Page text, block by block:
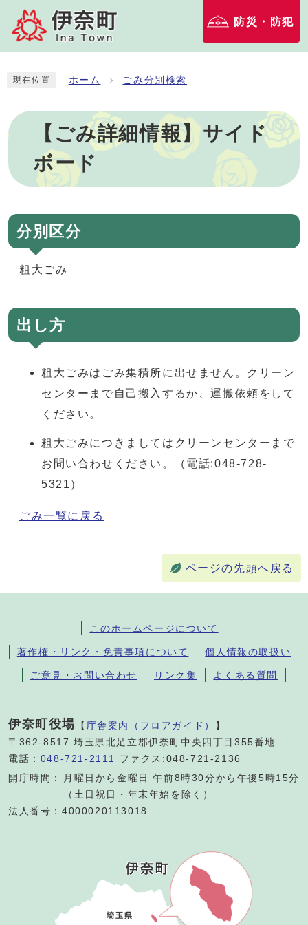
防災・防犯
現在位置 ホーム ごみ分別検索
【ごみ詳細情報】サイド
ボード
分別区分
粗大ごみ
出し方
粗大ごみはごみ集積所に出せません。クリーン
センターまで自己搬入するか、運搬依頼をして
ください。
粗大ごみにつきましてはクリーンセンターまで
お問い合わせください。（電話:048-728-
5321）
ごみ一覧に戻る
ページの先頭へ戻る
このホームページについて
著作権・リンク・免責事項について 個人情報の取扱い
ご意見・お問い合わせ リンク集 よくある質問
伊奈町役場 【 庁舎案内（フロアガイド） 】
〒362-8517 埼玉県北足立郡伊奈町中央四丁目355番地
電話： 048-721-2111
ファクス:048-721-2136
開庁時間：
月曜日から金曜日 午前8時30分から午後5時15分
（土日祝日・年末年始を除く）
法人番号：4000020113018